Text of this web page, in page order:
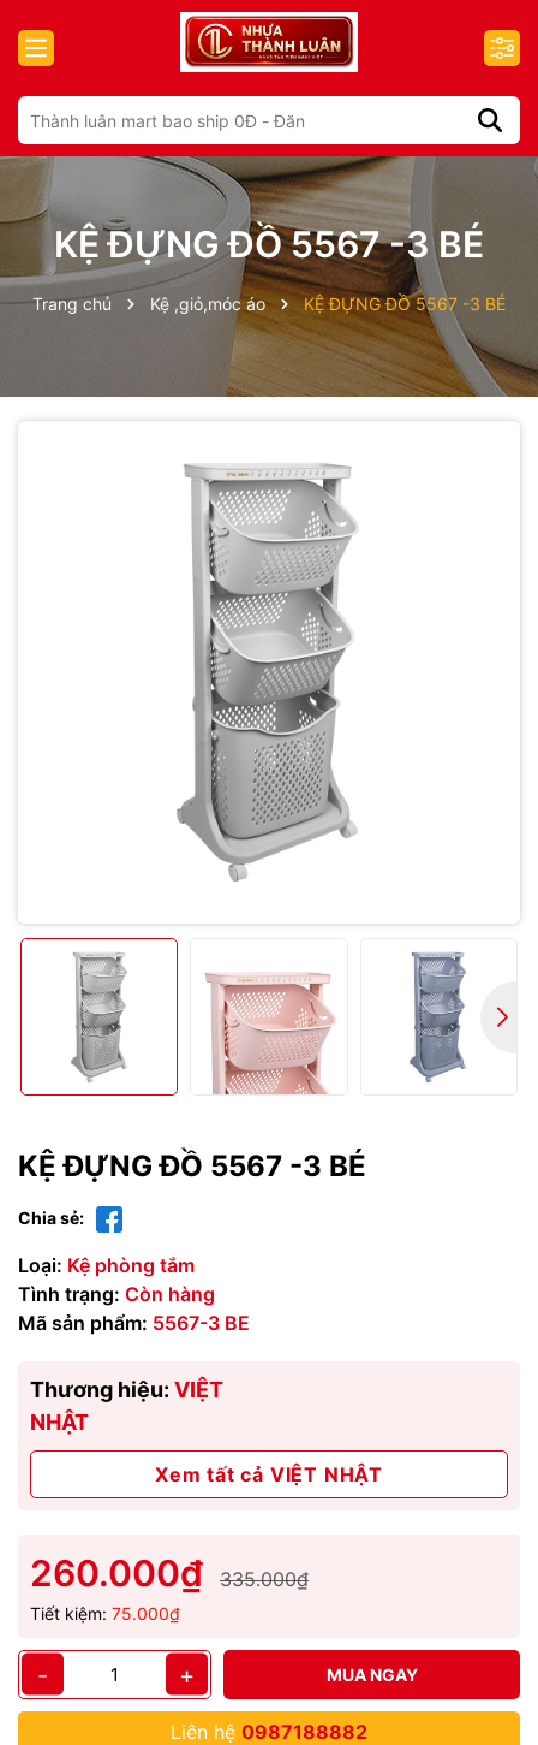
KỆ ĐỰNG ĐỒ 5567 -3 BÉ
Trang chủ Kệ ,giỏ,móc áo KỆ ĐỰNG ĐỒ 5567 -3 BÉ
KỆ ĐỰNG ĐỒ 5567 -3 BÉ
Chia sẻ:
Loại: Kệ phòng tắm
Tình trạng: Còn hàng
Mã sản phẩm: 5567-3 BE
Thương hiệu: VIỆT
NHẬT
Xem tất cả VIỆT NHẬT
260.000₫ 335.000₫
Tiết kiệm: 75.000₫
- + MUA NGAY
Liên hệ 0987188882